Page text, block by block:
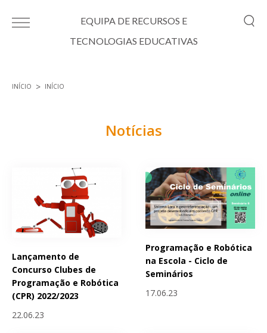
EQUIPA DE RECURSOS E
TECNOLOGIAS EDUCATIVAS
INÍCIO INÍCIO
Notícias
Lançamento de
Concurso Clubes de
Programação e Robótica
(CPR) 2022/2023
22.06.23
Programação e Robótica
na Escola - Ciclo de
Seminários
17.06.23
Páginas